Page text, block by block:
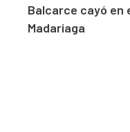
Balcarce cayó en
Madariaga